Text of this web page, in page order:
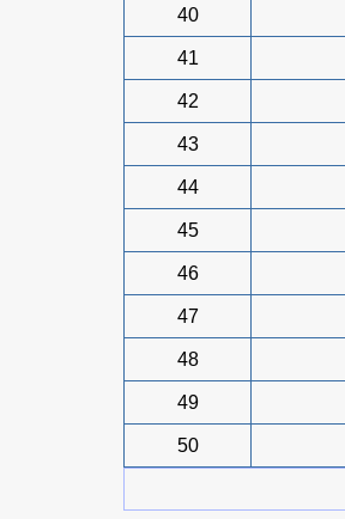
40
41
42
43
44
45
46
47
48
49
50